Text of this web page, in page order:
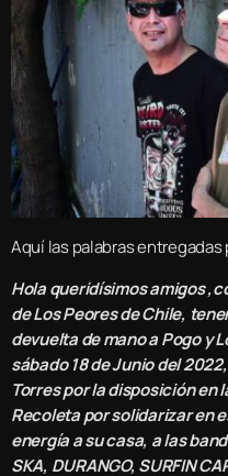
Aquí las palabras entregadas
Hola queridísimos amigos
de Los Peores de Chile,
devuelta de mano a Pogo y
sábado 18 de Junio del
Torres por la disposición en
Recoleta por solidarizar en
energía a su casa, a las
SKA, DURANGO, SURFIN